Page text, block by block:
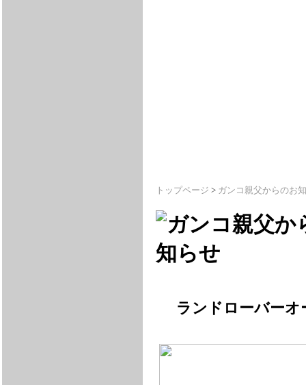
トップページ > ガンコ親父からのお
ランドローバーオ